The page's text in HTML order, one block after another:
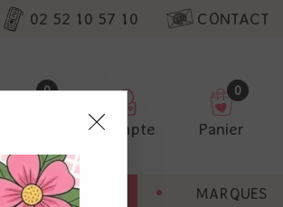
02 52 10 57 10 CONTACT
0
Compte
0
Panier
BONNES AFFAIRES MARQUES